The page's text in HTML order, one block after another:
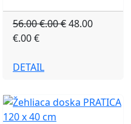
56.00 €.00 €48.00
€.00 €
DETAIL